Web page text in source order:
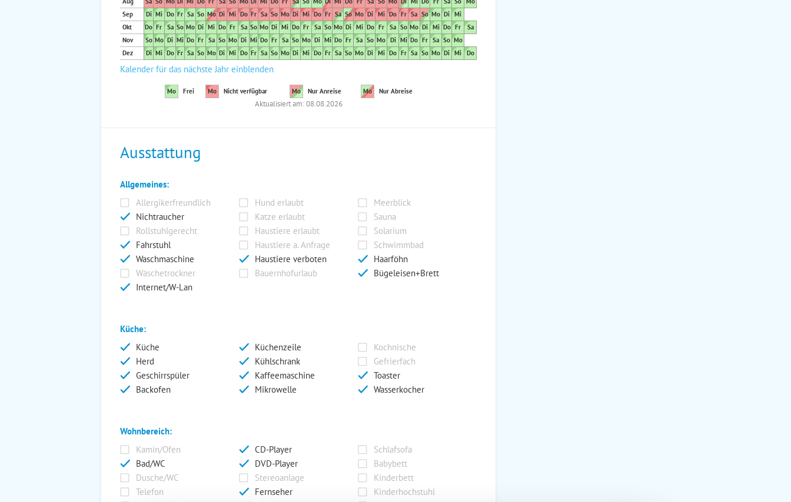
Sep
Di Mi Do Fr Sa So Mo Di Mi Do Fr Sa So Mo Di Mi Do Fr Sa So Mo Di Mi Do Fr Sa So Mo Di Mi
Okt
Do Fr Sa So Mo Di Mi Do Fr Sa So Mo Di Mi Do Fr Sa So Mo Di Mi Do Fr Sa So Mo Di Mi Do Fr
Sa
Nov
So Mo Di Mi Do Fr Sa So Mo Di Mi Do Fr Sa So Mo Di Mi Do Fr Sa So Mo Di Mi Do Fr Sa So Mo
Dez
Di Mi Do Fr Sa So Mo Di Mi Do Fr Sa So Mo Di Mi Do Fr Sa So Mo Di Mi Do Fr Sa So Mo Di Mi Do
Kalender für das nächste Jahr einblenden
Mo Frei Mo Nicht verfügbar Mo Nur Anreise Mo Nur Abreise
Aktualisiert am: 08.08.2026
Ausstattung
Allgemeines:
Allergikerfreundlich
Hund erlaubt
Meerblick
Nichtraucher
Katze erlaubt
Sauna
Rollstuhlgerecht
Haustiere erlaubt
Solarium
Fahrstuhl
Haustiere a. Anfrage
Schwimmbad
Waschmaschine
Haustiere verboten
Haarföhn
Wäschetrockner
Bauernhofurlaub
Bügeleisen+Brett
Internet/W-Lan
Küche:
Küche
Küchenzeile
Kochnische
Herd
Kühlschrank
Gefrierfach
Geschirrspüler
Kaffeemaschine
Toaster
Backofen
Mikrowelle Wasserkocher
Wohnbereich:
Kamin/Ofen
CD-Player
Schlafsofa
Bad/WC
DVD-Player
Babybett
Dusche/WC
Stereoanlage
Kinderbett
Telefon
Fernseher
Kinderhochstuhl